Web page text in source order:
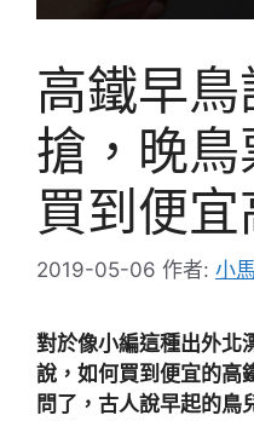
高鐵早
搶，晚
買到便
2019-05-06 作者: 小馬
對於像小編這種出外北
說，如何買到便宜的高
問了，古人說早起的鳥